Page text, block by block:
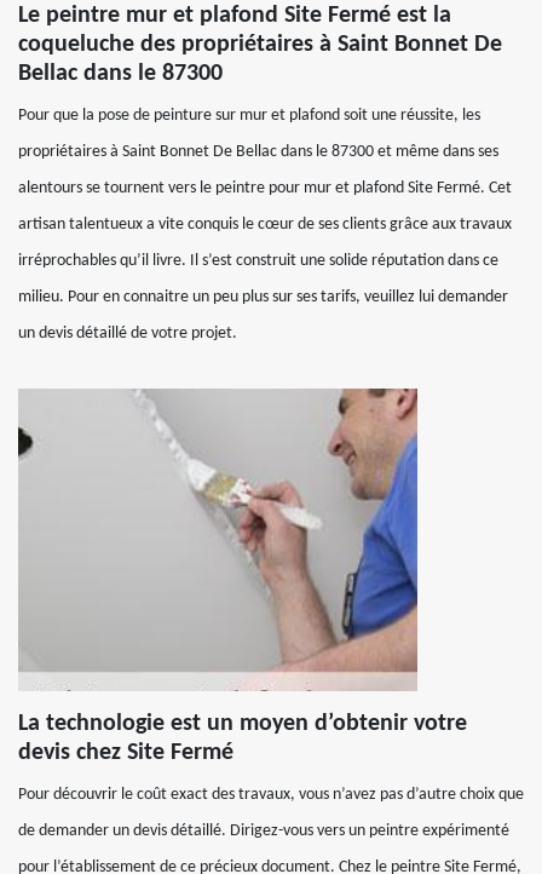
Le peintre mur et plafond Site Fermé est la
coqueluche des propriétaires à Saint Bonnet De
Bellac dans le 87300
Pour que la pose de peinture sur mur et plafond soit une réussite, les
propriétaires à Saint Bonnet De Bellac dans le 87300 et même dans ses
alentours se tournent vers le peintre pour mur et plafond Site Fermé. Cet
artisan talentueux a vite conquis le cœur de ses clients grâce aux travaux
irréprochables qu’il livre. Il s’est construit une solide réputation dans ce
milieu. Pour en connaitre un peu plus sur ses tarifs, veuillez lui demander
un devis détaillé de votre projet.
La technologie est un moyen d’obtenir votre
devis chez Site Fermé
Pour découvrir le coût exact des travaux, vous n’avez pas d’autre choix que
de demander un devis détaillé. Dirigez-vous vers un peintre expérimenté
pour l’établissement de ce précieux document. Chez le peintre Site Fermé,